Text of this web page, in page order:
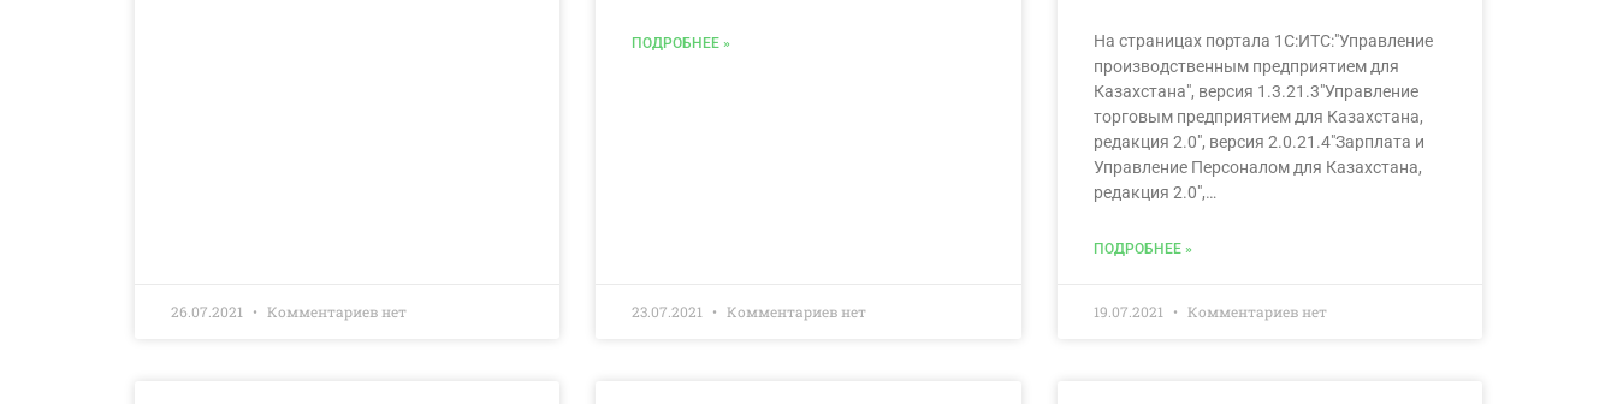
26.07.2021 Комментариев нет
ПОДРОБНЕЕ »
23.07.2021 Комментариев нет
На страницах портала 1С:ИТС:"Управление
производственным предприятием для
Казахстана", версия 1.3.21.3"Управление
торговым предприятием для Казахстана,
редакция 2.0", версия 2.0.21.4"Зарплата и
Управление Персоналом для Казахстана,
редакция 2.0",…
ПОДРОБНЕЕ »
19.07.2021 Комментариев нет